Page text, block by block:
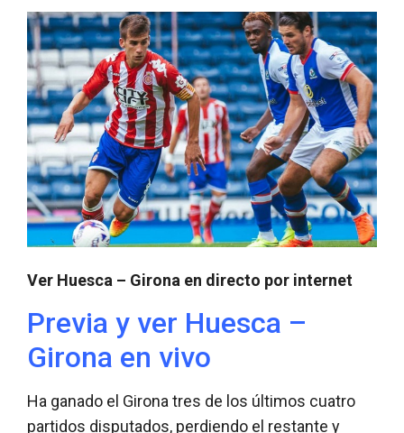
Ver Huesca – Girona en directo por internet
Previa y ver Huesca –
Girona en vivo
Ha ganado el Girona tres de los últimos cuatro
partidos disputados, perdiendo el restante y